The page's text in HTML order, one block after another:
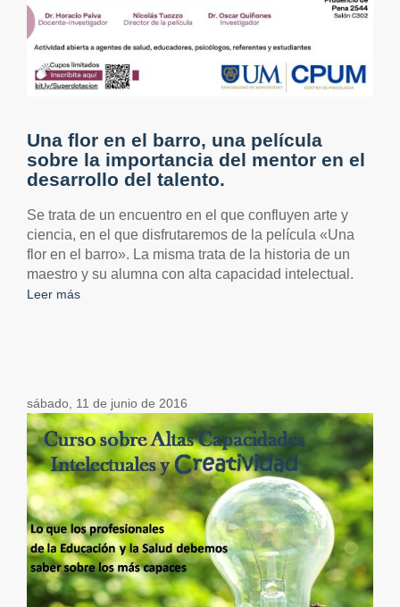
Una flor en el barro, una película
sobre la importancia del mentor en el
desarrollo del talento.
Se trata de un encuentro en el que confluyen arte y
ciencia, en el que disfrutaremos de la película «Una
flor en el barro». La misma trata de la historia de un
maestro y su alumna con alta capacidad intelectual.
Leer más
sábado, 11 de junio de 2016